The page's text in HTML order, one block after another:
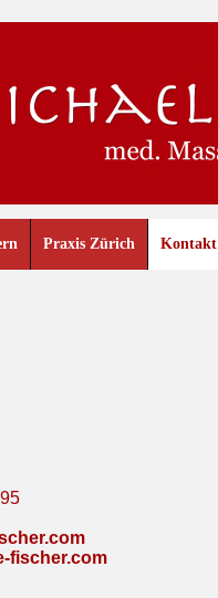
Praxis Zürich Kontakt
fischer.com